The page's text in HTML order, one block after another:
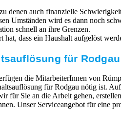
denen auch finanzielle
Umständen wird es dann noch
schnell an ihre Grenzen.
hat, dass ein Haushalt aufgelöst
für
die MitarbeiterInnen von
für Rodgau⁠ nötig ist.
für Sie an die Arbeit gehen,
Unser Serviceangebot für eine